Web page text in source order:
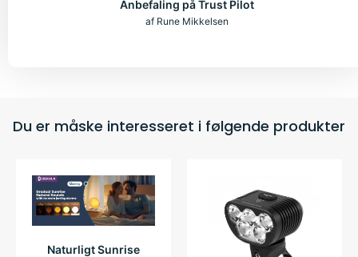
Anbefaling på Trust Pilot
af Rune Mikkelsen
Du er måske interesseret i følgende produkter
Naturligt Sunrise